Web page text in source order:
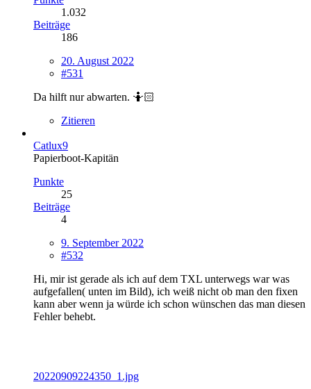
1.032
Beiträge
186
20. August 2022
#531
Da hilft nur abwarten. 🤷🏻
Zitieren
Catlux9
Papierboot-Kapitän
Punkte
25
Beiträge
4
9. September 2022
#532
Hi, mir ist gerade als ich auf dem TXL unterwegs war was
aufgefallen( unten im Bild), ich weiß nicht ob man den fixen
kann aber wenn ja würde ich schon wünschen das man diesen
Fehler behebt.
20220909224350_1.jpg